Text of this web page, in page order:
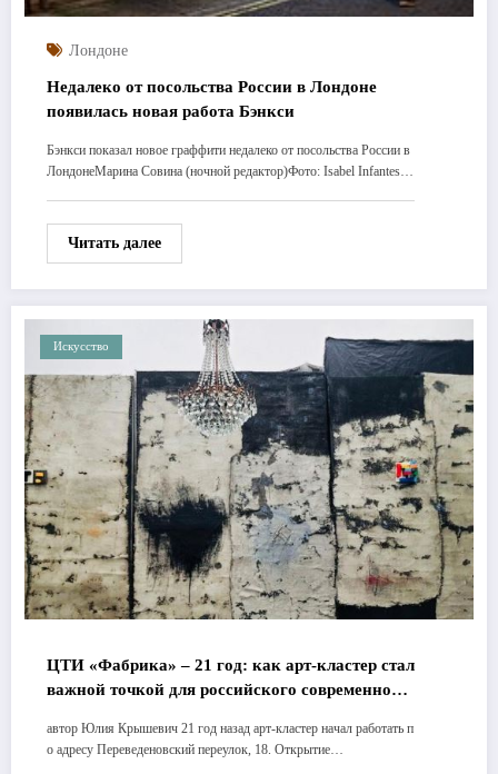
Лондоне
Недалеко от посольства России в Лондоне
появилась новая работа Бэнкси
Бэнкси показал новое граффити недалеко от посольства России в
ЛондонеМарина Совина (ночной редактор)Фото: Isabel Infantes…
Читать далее
Искусство
ЦТИ «Фабрика» – 21 год: как арт-кластер стал
важной точкой для российского современного
автор Юлия Крышевич 21 год назад арт-кластер начал работать п
о адресу Переведеновский переулок, 18. Открытие…